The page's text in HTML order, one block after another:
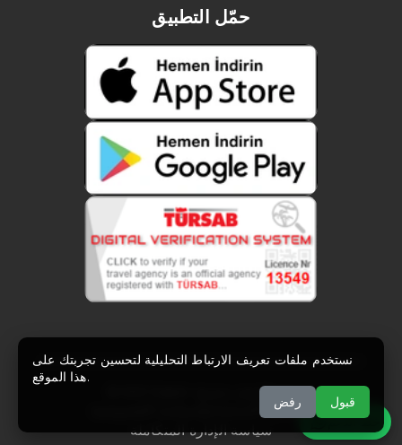
خط الدعم
حمّل التطبيق
جميع الحقوق محفوظة
اتفاقية الاستخدام
سياسة الإدارة المتكاملة
نستخدم ملفات تعريف الارتباط التحليلية لتحسين تجربتك على
هذا الموقع.
رفض
قبول